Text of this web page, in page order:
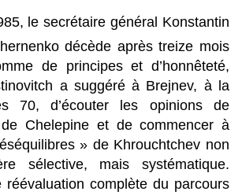
le secrétaire général Konstantin
décède après treize mois
de principes et d’honnêteté,
a suggéré à Brejnev, à la
70, d’écouter les opinions de
Chelepine et de commencer à
» de Khrouchtchev non
sélective, mais systématique.
réévaluation complète du parcours